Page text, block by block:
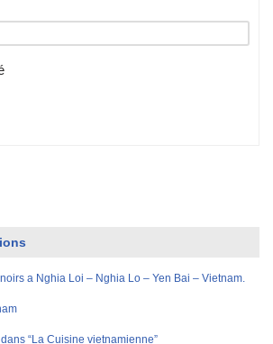
a Nghia Loi – Nghia Lo – Yen Bai – Vietnam.
“La Cuisine vietnamienne”